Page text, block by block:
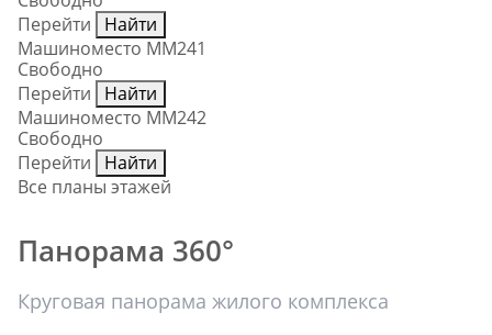
Перейти
Найти
Машиноместо ММ241
Свободно
Перейти
Найти
Машиноместо ММ242
Свободно
Перейти
Найти
Все планы этажей
Панорама 360°
Круговая панорама жилого комплекса